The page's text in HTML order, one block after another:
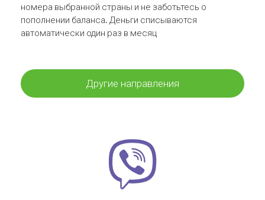
номера выбранной страны и не заботьтесь о
пополнении баланса. Деньги списываются
автоматически один раз в месяц
Другие направления